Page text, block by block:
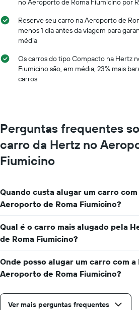
eixo
exibindo
os
meses
ano
gráfico
exibindo
preço
médio
de
carro
por
um
dia
no Aeroporto de Roma Fiumicino por
Reserve seu carro na Aeroporto de
menos 1 dia antes da viagem para
média
Os carros do tipo Compacto na Hertz
Fiumicino são, em média, 23% mais
carros
Perguntas frequentes
carro da Hertz no
Fiumicino
Quando custa alugar um carro
Aeroporto de Roma Fiumicino?
Qual é o carro mais alugado pela
de Roma Fiumicino?
Onde posso alugar um carro com a
Aeroporto de Roma Fiumicino?
Ver mais perguntas frequentes